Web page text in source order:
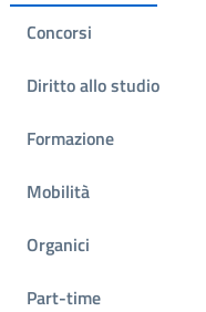
Concorsi
Diritto allo studio
Formazione
Mobilità
Organici
Part-time